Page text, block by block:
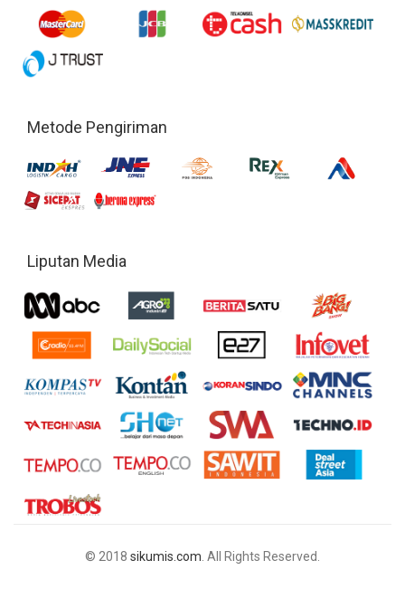
Metode Pengiriman
Liputan Media
© 2018 sikumis.com . All Rights Reserved.